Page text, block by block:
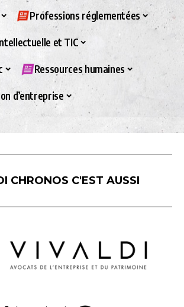
Professions réglementées
et TIC
Ressources humaines
d’entreprise
CHRONOS C'EST AUSSI